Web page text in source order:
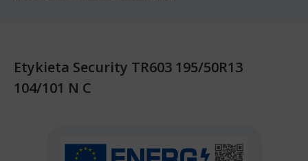
Etykieta Security TR603 195/50R13
104/101 N C